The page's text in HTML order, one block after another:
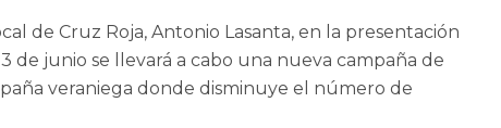
de Cruz Roja, Antonio Lasanta, en la presentación
de junio se llevará a cabo una nueva campaña de
veraniega donde disminuye el número de